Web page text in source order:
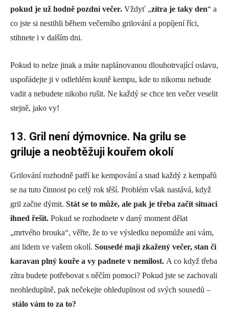
pokud je už hodně pozdní večer. Vždyť „zítra je taky den“ a
co jste si nestihli během večerního grilování a popíjení říci,
stihnete i v dalším dni.
Pokud to nelze jinak a máte naplánovanou dlouhotrvající oslavu,
uspořádejte ji v odlehlém koutě kempu, kde to nikomu nebude
vadit a nebudete nikoho rušit. Ne každý se chce ten večer veselit
stejně, jako vy!
13. Gril není dýmovnice. Na grilu se
griluje a neobtěžuji kouřem okolí
Grilování rozhodně patří ke kempování a snad každý z kempařů
se na tuto činnost po celý rok těší. Problém však nastává, když
gril začne dýmit. Stát se to může, ale pak je třeba začít situaci
ihned řešit. Pokud se rozhodnete v daný moment dělat
„mrtvého brouka“, věřte, že to ve výsledku nepomůže ani vám,
ani lidem ve vašem okolí. Sousedé mají zkažený večer, stan či
karavan plný kouře a vy padnete v nemilost. A co když třeba
zítra budete potřebovat s něčím pomoci? Pokud jste se zachovali
neohleduplně, pak nečekejte ohleduplnost od svých sousedů –
stálo vám to za to?